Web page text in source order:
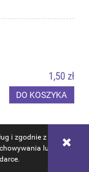
i zgodnie z
lub
1,50 zł
DO KOSZYKA